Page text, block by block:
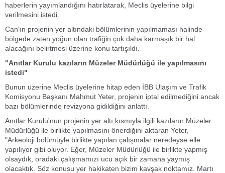
haberlerin yayımlandığını hatırlatarak, Meclis üyelerine bilgi
verilmesini istedi.
Can'ın projenin yer altındaki bölümlerinin yapılmaması halinde
bölgede zaten yoğun olan trafiğin çok daha karmaşık bir hal
alacağını belirtmesi üzerine konu tartışıldı.
"Anıtlar Kurulu kazıların Müzeler Müdürlüğü ile yapılmasını
istedi"
Bunun üzerine Meclis üyelerine hitap eden İBB Ulaşım ve Trafik
Komisyonu Başkanı Mahmut Yeter, projenin iptal edilmediğini ancak
bazı bölümlerinde revizyona gidildiğini anlattı.
Anıtlar Kurulu'nun projenin yer altı kısmıyla ilgili kazıların Müzeler
Müdürlüğü ile birlikte yapılmasını önerdiğini aktaran Yeter,
"Arkeoloji bölümüyle birlikte yapılan çalışmalar neredeyse elle
yapılıyor gibi oluyor. Eğer, Müzeler Müdürlüğü ile birlikte yapmış
olsaydık, oradaki çalışmamızı ucu açık bir zamana yaymış
olacaktık. Söz konusu yer hakikaten bizim kavşak noktamız. Martı